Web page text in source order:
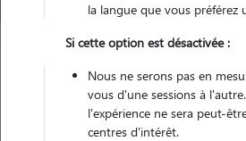
Saint-Vivien-de-Médoc
la langue que vous préférez
Si cette option est désactivée :
Nous ne serons pas en
vous d'une sessions à
l'expérience ne sera peut-
centres d'intérêt.